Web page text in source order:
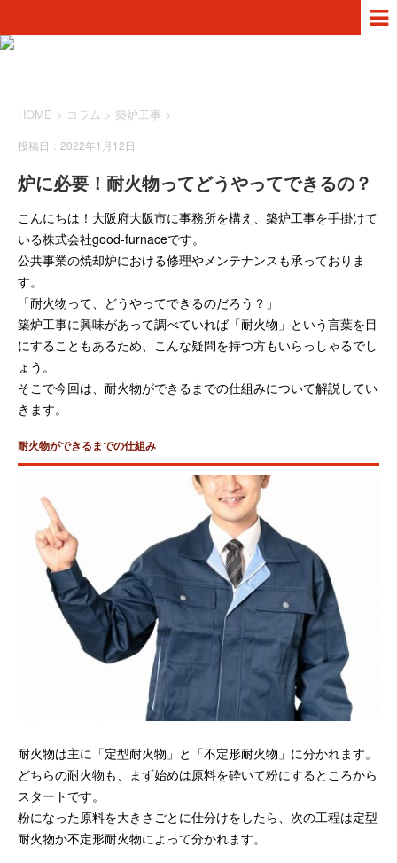
HOME > コラム > 築炉工事 >
投稿日：2022年1月12日
炉に必要！耐火物ってどうやってできるの？
こんにちは！大阪府大阪市に事務所を構え、築炉工事を手掛けて
いる株式会社good-furnaceです。
公共事業の焼却炉における修理やメンテナンスも承っておりま
す。
「耐火物って、どうやってできるのだろう？」
築炉工事に興味があって調べていれば「耐火物」という言葉を目
にすることもあるため、こんな疑問を持つ方もいらっしゃるでし
ょう。
そこで今回は、耐火物ができるまでの仕組みについて解説してい
きます。
耐火物ができるまでの仕組み
耐火物は主に「定型耐火物」と「不定形耐火物」に分かれます。
どちらの耐火物も、まず始めは原料を砕いて粉にするところから
スタートです。
粉になった原料を大きさごとに仕分けをしたら、次の工程は定型
耐火物か不定形耐火物によって分かれます。